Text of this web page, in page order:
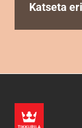
Katseta